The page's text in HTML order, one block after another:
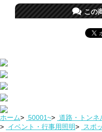
この
ホーム> 50001~> 道路・トンネ
> イベント・行事用照明> スポ